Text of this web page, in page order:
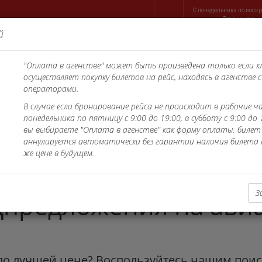
С понедельника по
Звоните
путешествовать,
нельзя
на
"Оплата в агенстве" может быть произведена только если
осуществляет покупку билетов на рейс, находясь в агенстве
операторами.
В случае если бронирование рейса не происходит в рабочие
понедельника по пятницу с 9:00 до 19:00, в субботу с 9:00 до
вы выбираете "Оплата в агенстве" как форму оплаты, билет
аннулируется автоматически без гарантии наличия
же цене в будущем.